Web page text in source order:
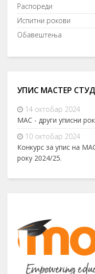
Распореди
Испитни рокови
Обавештења
УПИС МАСТЕР
14 октобар 2024
МАС - други уписни
10 октобар 2024
Конкурс за упис на
року 2024/25.